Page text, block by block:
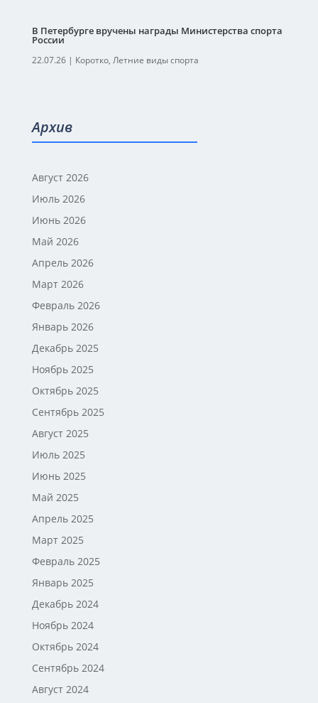
В Петербурге вручены награды Министерства спорта
России
22.07.26| Коротко, Летние виды спорта
Архив
Август 2026
Июль 2026
Июнь 2026
Май 2026
Апрель 2026
Март 2026
Февраль 2026
Январь 2026
Декабрь 2025
Ноябрь 2025
Октябрь 2025
Сентябрь 2025
Август 2025
Июль 2025
Июнь 2025
Май 2025
Апрель 2025
Март 2025
Февраль 2025
Январь 2025
Декабрь 2024
Ноябрь 2024
Октябрь 2024
Сентябрь 2024
Август 2024